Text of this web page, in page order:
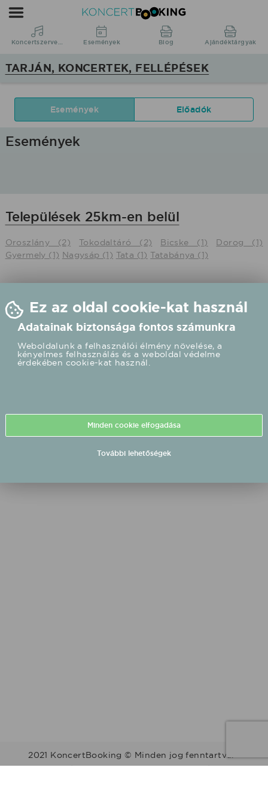
KoncertBooking
Koncertszervezés
Tarján,
fellépések
Koncertszervezés Események Blog Ajándéktárgyak
TARJÁN, KONCERTEK, FELLÉPÉSEK
Események Előadók
Események
Települések 25km-en belül
Oroszlány (2) Tokodaltáró (2) Bicske (1)
Dorog (1)
Gyermely (1) Nagysáp (1) Tata (1) Tatabánya (1)
2021 KoncertBooking © Minden jog fenntartva.
Kapcsolat | Telefonszám: +36 30 157 9812 | E-mail:
Ez az oldal cookie-kat használ
Adatainak biztonsága fontos számunkra
Weboldalunk a felhasználói élmény növelése, a
kényelmes felhasználás és a weboldal védelme
érdekében cookie-kat használ.
Minden cookie elfogadása
További lehetőségek